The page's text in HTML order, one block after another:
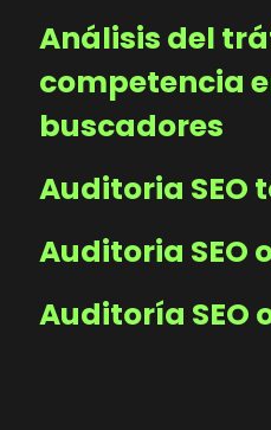
Análisis del
competencia
buscadores
Auditoria SEO
Auditoria SEO
Auditoría SEO